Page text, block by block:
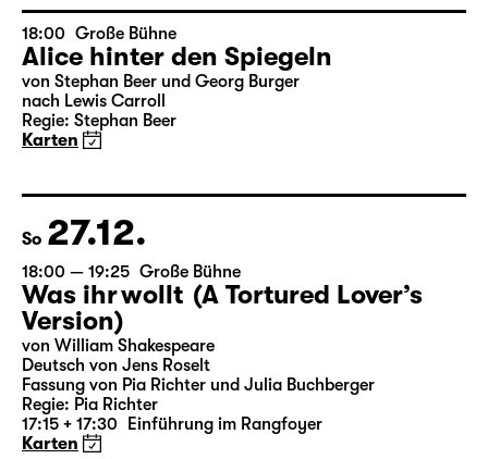
nach Lewis Carroll
Regie: Stephan Beer
Karten
18:00 Große Bühne
Alice hinter den Spiegeln
Regie: Stephan Beer
Karten
So 27.12.
18:00 — 19:25 Große Bühne
Was ihr wollt (A Tortured Lover’s
Version)
von William Shakespeare
Deutsch von Jens Roselt